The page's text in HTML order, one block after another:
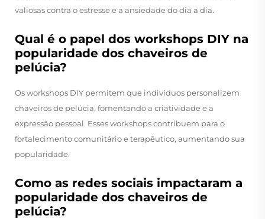
valiosas contra o estresse e a ansiedade do dia a dia.
Qual é o papel dos workshops DIY na
popularidade dos chaveiros de
pelúcia?
Os workshops DIY permitem que indivíduos personalizem
chaveiros de pelúcia, fomentando a criatividade e a
expressão pessoal. Esses workshops contribuem para o
fortalecimento comunitário e terapêutico, aumentando sua
popularidade.
Como as redes sociais impactaram a
popularidade dos chaveiros de
pelúcia?